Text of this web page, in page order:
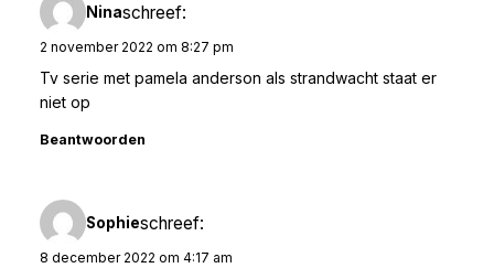
Ninaschreef:
2 november 2022 om 8:27 pm
Tv serie met pamela anderson als strandwacht staat er
niet op
Beantwoorden
Sophieschreef:
8 december 2022 om 4:17 am